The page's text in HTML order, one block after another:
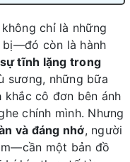
không chỉ là những
bị—đó còn là hành
tĩnh lặng trong
sương, những bữa
cô đơn bên ánh
chính mình. Nhưng
và đáng nhớ, người
một bản đồ